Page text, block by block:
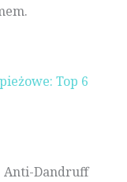
Top 6
Anti-Dandruff